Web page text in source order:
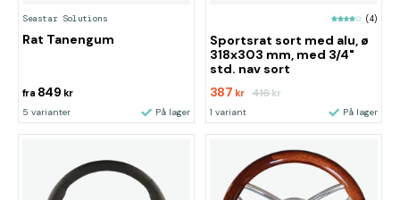
Seastar Solutions
Rat Tanengum
fra 849 kr
5 varianter På lager
(4)
Sportsrat sort med alu, ø
318x303 mm, med 3/4"
std. nav sort
387 kr 416kr
1 variant På lager